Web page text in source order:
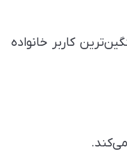
کاربر خانواده